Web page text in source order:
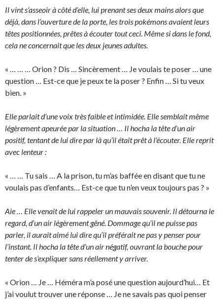
Il vint s’asseoir à côté d’elle, lui prenant ses deux mains alors que
déjà, dans l’ouverture de la porte, les trois pokémons avaient leurs
têtes positionnées, prêtes à écouter tout ceci. Même si dans le fond,
cela ne concernait que les deux jeunes adultes.
« … … … Orion ? Dis … Sincèrement … Je voulais te poser … une
question … Est-ce que je peux te la poser ? Enfin … Si tu veux
bien. »
Elle parlait d’une voix très faible et intimidée. Elle semblait même
légèrement apeurée par la situation … Il hocha la tête d’un air
positif, tentant de lui dire par là qu’il était prêt à l’écouter. Elle reprit
avec lenteur :
« … … Tu sais … A la prison, tu m’as baffée en disant que tu ne
voulais pas d’enfants… Est-ce que tu n’en veux toujours pas ? »
Aie … Elle venait de lui rappeler un mauvais souvenir. Il détourna le
regard, d’un air légèrement gêné. Dommage qu’il ne puisse pas
parler, il aurait aimé lui dire qu’il préférait ne pas y penser pour
l’instant. Il hocha la tête d’un air négatif, ouvrant la bouche pour
tenter de s’expliquer sans réellement y arriver.
« Orion … Je … Héméra m’a posé une question aujourd’hui… Et
j’ai voulut trouver une réponse … Je ne savais pas quoi penser